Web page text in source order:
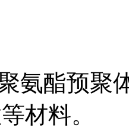
氨酯预聚
材料。